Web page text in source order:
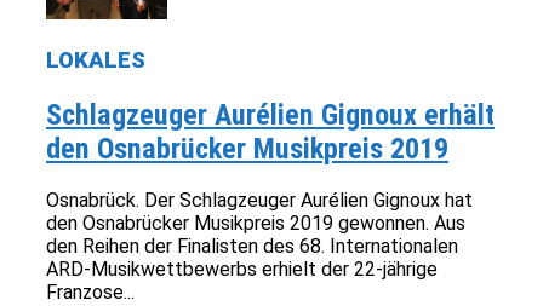
LOKALES
Schlagzeuger Aurélien Gignoux erhält
den Osnabrücker Musikpreis 2019
Osnabrück. Der Schlagzeuger Aurélien Gignoux hat
den Osnabrücker Musikpreis 2019 gewonnen. Aus
den Reihen der Finalisten des 68. Internationalen
ARD-Musikwettbewerbs erhielt der 22-jährige
Franzose...